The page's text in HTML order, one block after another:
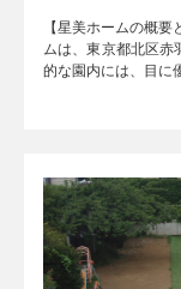
【星美ホームの概
ムは、東京都北区
的な園内には、目に